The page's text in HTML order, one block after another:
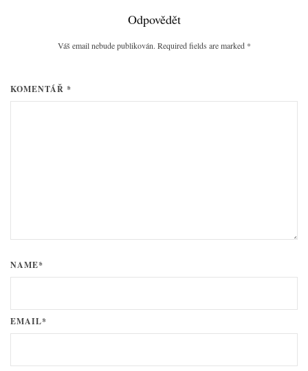
Odpovědět
Váš email nebude publikován. Required fields are marked *
KOMENTÁŘ *
NAME*
EMAIL*